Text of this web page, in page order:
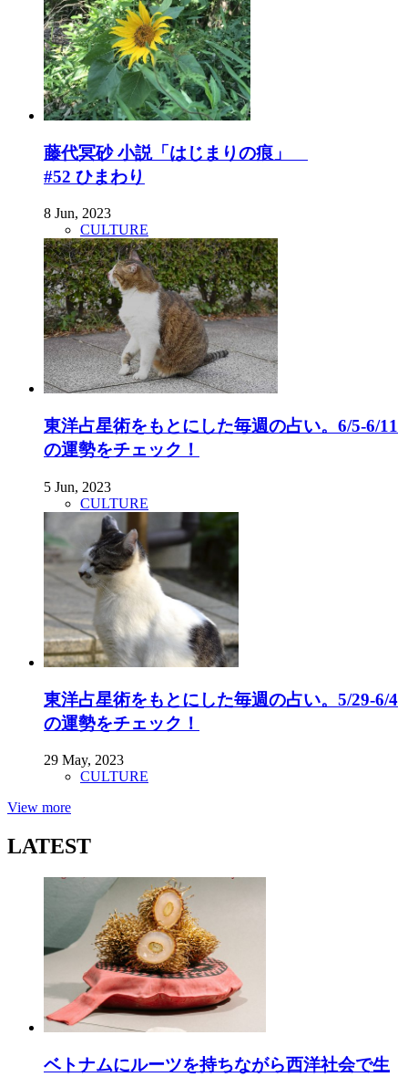
藤代冥砂 小説「はじまりの痕」
#52 ひまわり
8 Jun, 2023
CULTURE
東洋占星術をもとにした毎週の占い。6/5-6/11
の運勢をチェック！
5 Jun, 2023
CULTURE
東洋占星術をもとにした毎週の占い。5/29-6/4
の運勢をチェック！
29 May, 2023
CULTURE
View more
LATEST
ベトナムにルーツを持ちながら西洋社会で生